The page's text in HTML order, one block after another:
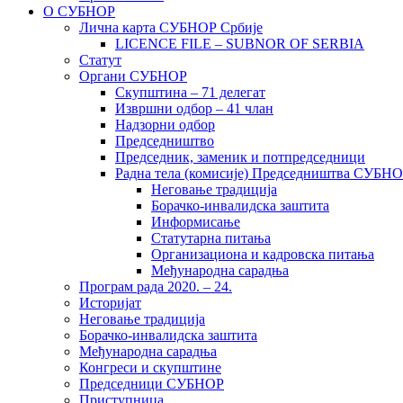
О СУБНОР
Лична карта СУБНОР Србије
LICENCE FILE – SUBNOR OF SERBIA
Статут
Органи СУБНОР
Скупштина – 71 делегат
Извршни одбор – 41 члан
Надзорни одбор
Председништво
Председник, заменик и потпредседници
Радна тела (комисије) Председништва
Неговање традиција
Борачко-инвалидска заштита
Информисање
Статутарна питања
Организациона и кадровска питања
Међународна сарадња
Програм рада 2020. – 24.
Историјат
Неговање традиција
Борачко-инвалидска заштита
Међународна сарадња
Конгреси и скупштине
Председници СУБНОР